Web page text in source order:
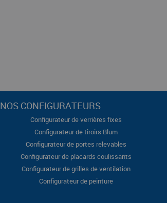
NOS CONFIGURATEURS
Configurateur de verrières fixes
Configurateur de tiroirs Blum
Configurateur de portes relevables
Configurateur de placards coulissants
Configurateur de grilles de ventilation
Configurateur de peinture